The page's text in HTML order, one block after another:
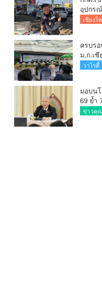
อุปกร
ทุกหน่
เชียงใ
ครบร
ม.ก.เชี
ต้นจา
วาไรตี้
มอบน
69 ย้ำ
ข้น ชี้
ข่าวคุ